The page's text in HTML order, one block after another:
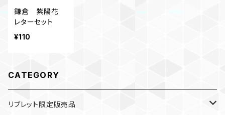
鎌倉 紫陽花
レターセット
¥110
CATEGORY
リブレット限定販売品